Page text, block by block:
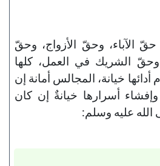
حقّ الآباء، وحقّ الأزواج، وحقّ
وحقّ الشريك في العمل، كلها
خيانة، المجالس أمانة إن
أسرارها خيانةٌ إن كان
عليه وسلم: